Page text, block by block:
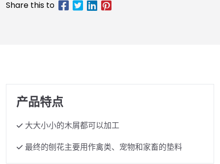
产品特点
大大小小的木屑都可以加工
最终的刨花主要用作禽类、宠物和家畜的垫料